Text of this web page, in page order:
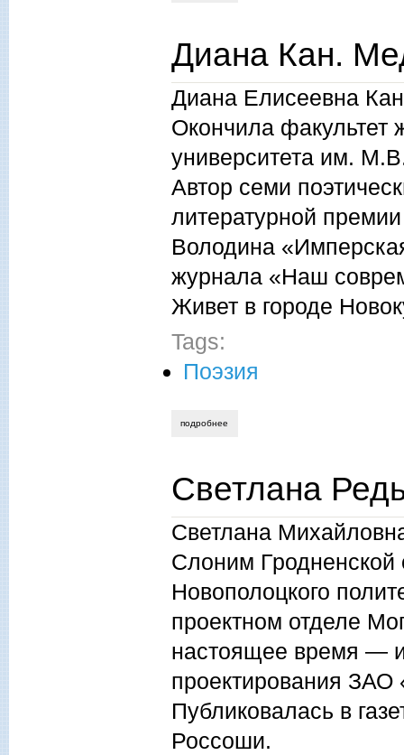
Диана Кан.
Диана Елисеевна
Окончила факультет
университета им.
Автор семи
литературной
Володина
журнала «Наш
Живет в городе
Tags:
Поэзия
подробнее
Светлана
Светлана
Слоним Гродненской
Новополоцкого
проектном отделе
настоящее время —
проектирования ЗАО
Публиковалась в
Россоши.